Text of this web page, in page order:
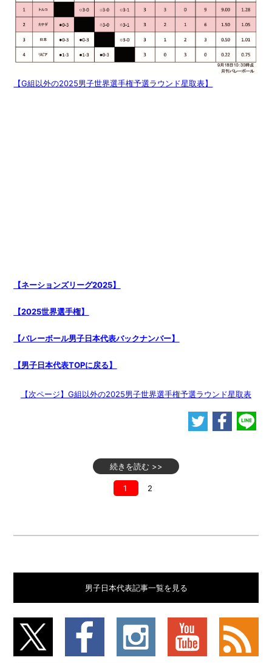
【G組以外の2025男子世界選手権予選ラウンド星取表】
【ネーションズリーグ2025】
【2025世界選手権】
【バレーボール男子日本代表バックナンバー】
【男子日本代表TOPに戻る】
【次ページ】G組以外の2025男子世界選手権予選ラウンド星取表
続きを読む >>
1 2
男子日本代表記事一覧を見る